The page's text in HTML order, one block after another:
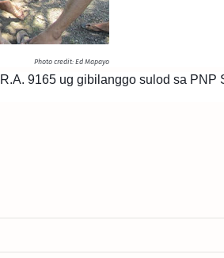
Photo credit: Ed Mapayo
9165 ug gibilanggo sulod sa PNP